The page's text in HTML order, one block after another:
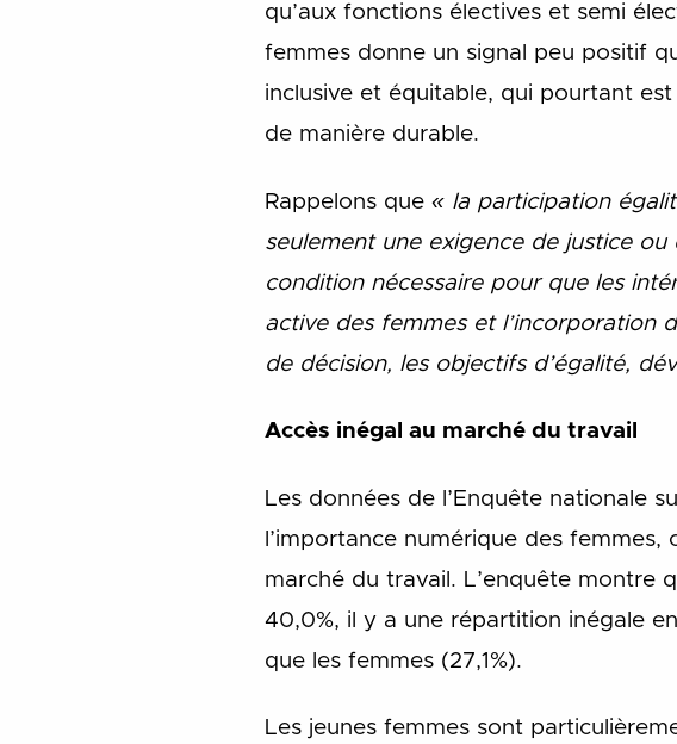
qu’aux fonctions électives et semi
femmes donne un signal peu positif
inclusive et équitable, qui pourtant
de manière durable.
Rappelons que « la participation
seulement une exigence de justice
condition nécessaire pour que les
active des femmes et l’incorporation
de décision, les objectifs d’égalité,
Accès inégal au marché du travail
Les données de l’Enquête nationale
l’importance numérique des
marché du travail. L’enquête montre
40,0%, il y a une répartition inégale
que les femmes (27,1%).
Les jeunes femmes sont